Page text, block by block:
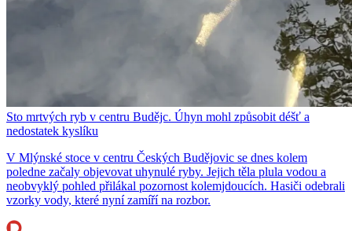
Sto mrtvých ryb v centru Budějc. Úhyn mohl způsobit déšť a
nedostatek kyslíku
V Mlýnské stoce v centru Českých Budějovic se dnes kolem
poledne začaly objevovat uhynulé ryby. Jejich těla plula vodou a
neobvyklý pohled přilákal pozornost kolemjdoucích. Hasiči odebrali
vzorky vody, které nyní zamíří na rozbor.